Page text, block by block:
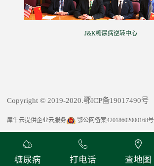
J&K糖尿病逆转中心
Copyright © 2019-2020.鄂ICP备19017490号
犀牛云提供企业云服务 鄂公网备案42018602000168号
糖尿病 打电话 查地图